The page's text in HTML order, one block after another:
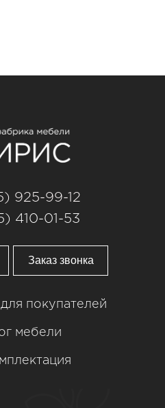
925-99-12
410-01-53
Заказ звонка
покупателей
мебели